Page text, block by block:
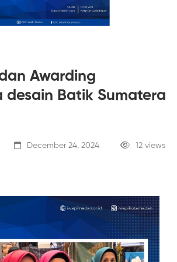
Awarding
desain Batik Sumatera
December 24, 2024 12 views